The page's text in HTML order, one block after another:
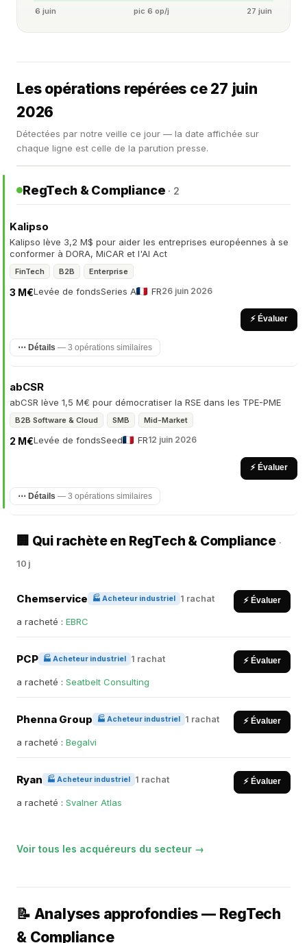
6 juin pic 6 op/j 27 juin
Les opérations repérées ce 27 juin
2026
Détectées par notre veille ce jour — la date affichée sur
chaque ligne est celle de la parution presse.
RegTech & Compliance · 2
Kalipso
Kalipso lève 3,2 M$ pour aider les entreprises européennes à se
conformer à DORA, MiCAR et l'AI Act
FinTech B2B Enterprise
Levée de fonds
3 M€ Series A FR26 juin 2026
⚡ Évaluer
⋯ Détails — 3 opérations similaires
abCSR
abCSR lève 1,5 M€ pour démocratiser la RSE dans les TPE-PME
B2B Software & Cloud SMB Mid-Market
Levée de fonds
2 M€ Seed FR12 juin 2026
⚡ Évaluer
⋯ Détails — 3 opérations similaires
🏢 Qui rachète en RegTech & Compliance ·
10 j
Chemservice 🏭 Acheteur industriel 1 rachat ⚡ Évaluer
a racheté : EBRC
PCP 🏭 Acheteur industriel 1 rachat ⚡ Évaluer
a racheté : Seatbelt Consulting
Phenna Group 🏭 Acheteur industriel 1 rachat ⚡ Évaluer
a racheté : Begalvi
Ryan 🏭 Acheteur industriel 1 rachat ⚡ Évaluer
a racheté : Svalner Atlas
Voir tous les acquéreurs du secteur →
📝 Analyses approfondies — RegTech
& Compliance